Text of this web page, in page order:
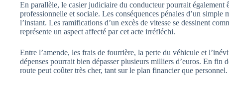
En parallèle, le casier judiciaire du conducteur pourrait également
professionnelle et sociale. Les conséquences pénales d’un simple
l’instant. Les ramifications d’un excès de vitesse se dessinent
représente un aspect affecté par cet acte irréfléchi.
Entre l’amende, les frais de fourrière, la perte du véhicule et
dépenses pourrait bien dépasser plusieurs milliers d’euros. En fin
route peut coûter très cher, tant sur le plan financier que personnel.